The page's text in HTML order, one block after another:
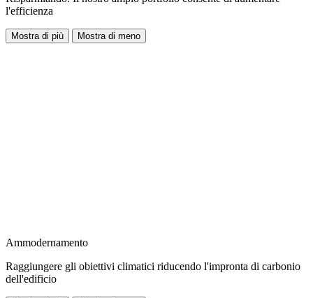
l'efficienza
Mostra di più Mostra di meno
Ammodernamento
Raggiungere gli obiettivi climatici riducendo l'impronta di carbonio
dell'edificio